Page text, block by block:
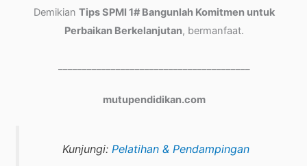
Demikian Tips SPMI 1# Bangunlah Komitmen untuk
Perbaikan Berkelanjutan, bermanfaat.
mutupendidikan.com
Kunjungi: Pelatihan & Pendampingan